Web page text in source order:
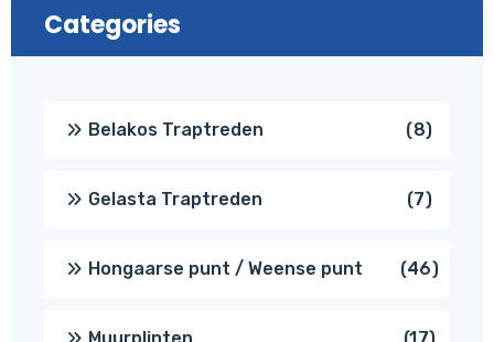
Categories
Belakos Traptreden 88
Gelasta Traptreden 77
Hongaarse punt / Weense punt 4646
17